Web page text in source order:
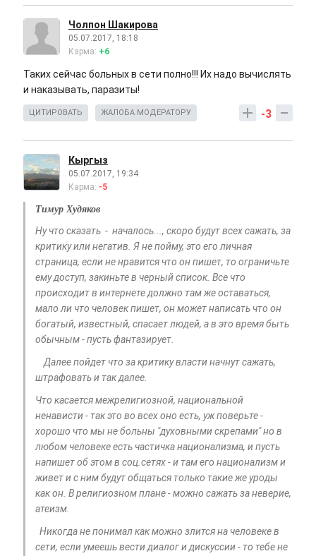
Чолпон Шакирова
05.07.2017, 18:18
Карма: +6
Таких сейчас больных в сети полно!!! Их надо вычислять
и наказывать, паразиты!
-3
ЦИТИРОВАТЬ ЖАЛОБА МОДЕРАТОРУ
Кыргыз
05.07.2017, 19:34
Карма: -5
Тимур Худяков
Ну что сказать - началось..., скоро будут всех сажать, за
критику или негатив. Я не пойму, это его личная
страница, если не нравится что он пишет, то ограничьте
ему доступ, закиньте в черный список. Все что
происходит в интернете должно там же оставаться,
мало ли что человек пишет, он может написать что он
богатый, известный, спасает людей, а в это время быть
обычным - пусть фантазирует.
Далее пойдет что за критику власти начнут сажать,
штрафовать и так далее.
Что касается межрелигиозной, национальной
ненависти - так это во всех оно есть, уж поверьте -
хорошо что мы не больны "духовными скрепами" но в
любом человеке есть частичка национализма, и пусть
напишет об этом в соц.сетях - и там его национализм и
живет и с ним будут общаться только такие же уроды
как он. В религиозном плане - можно сажать за неверие,
атеизм.
Никогда не понимал как можно злится на человеке в
сети, если умеешь вести диалог и дискуссии - то тебе не